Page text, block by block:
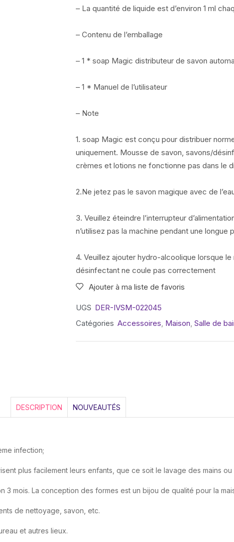
– La quantité de liquide est d’environ 1 ml
– Contenu de l’emballage
– 1 * soap Magic distributeur de savon
– 1 * Manuel de l’utilisateur
– Note
1. soap Magic est conçu pour distribuer
uniquement. Mousse de savon, savons/
crèmes et lotions ne fonctionne pas dans le
2.Ne jetez pas le savon magique avec de
3. Veuillez éteindre l’interrupteur
n’utilisez pas la machine pendant une longue
4. Veuillez ajouter hydro-alcoolique lorsque
désinfectant ne coule pas correctement
Ajouter à ma liste de favoris
UGS DER-IVSM-022045
Catégories Accessoires, Maison, Salle de
DESCRIPTION NOUVEAUTÉS
infection;
plus facilement leurs enfants, que ce soit le lavage des mains
mois. La conception des formes est un bijou de qualité pour la
de nettoyage, savon, etc.
et autres lieux.